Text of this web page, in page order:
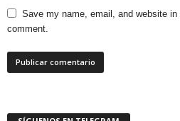
Save my name, email, and website in
comment.